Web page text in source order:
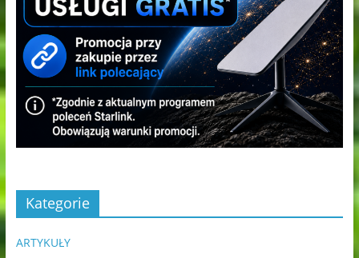
Kategorie
ARTYKUŁY